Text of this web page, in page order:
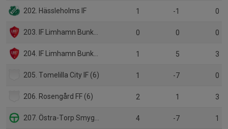
202. Hässleholms IF 1 -1 0
203. IF Limhamn Bunkeflo (div 3) 0 0 0
204. IF Limhamn Bunkeflo (P17 Div 1) 1 5 3
205. Tomelilla City IF (6) 1 -7 0
206. Rosengård FF (6) 2 1 3
207. Östra-Torp Smygehuk FF (5) 4 -7 1